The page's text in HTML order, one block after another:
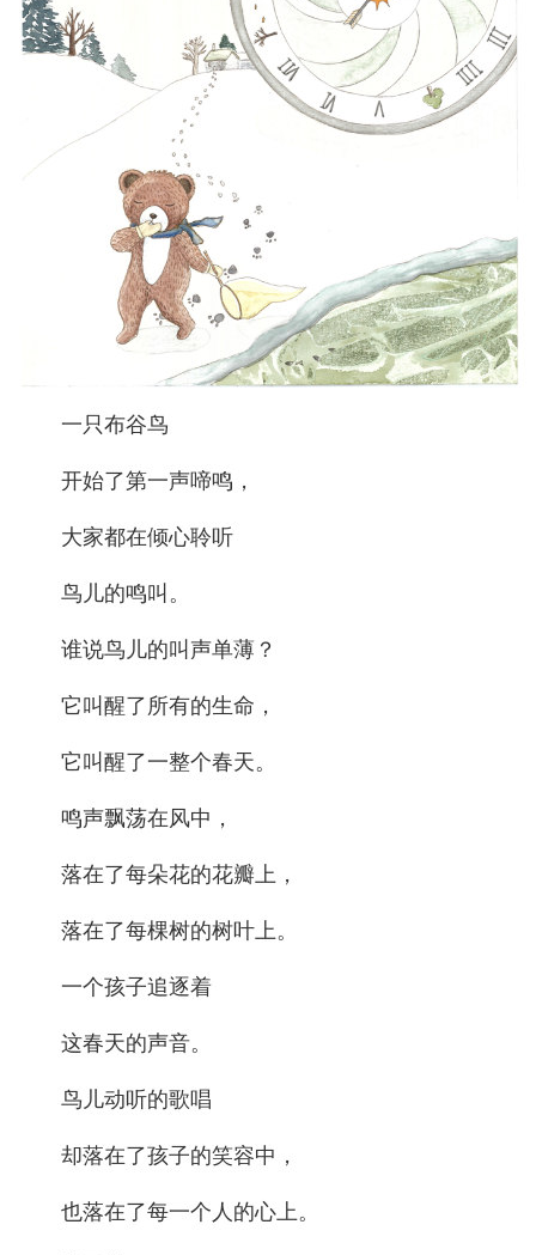
一只布谷鸟
开始了第一声啼鸣，
大家都在倾心聆听
鸟儿的鸣叫。
谁说鸟儿的叫声单薄？
它叫醒了所有的生命，
它叫醒了一整个春天。
鸣声飘荡在风中，
落在了每朵花的花瓣上，
落在了每棵树的树叶上。
一个孩子追逐着
这春天的声音。
鸟儿动听的歌唱
却落在了孩子的笑容中，
也落在了每一个人的心上。